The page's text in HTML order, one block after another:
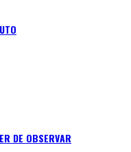
DE OBSERVAR